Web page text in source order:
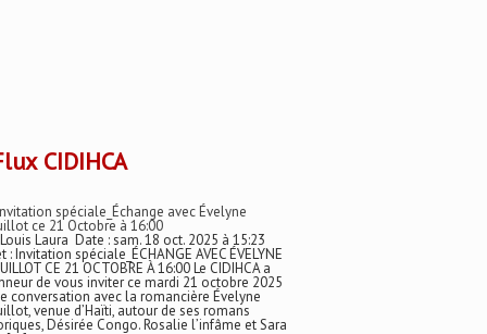
CIDIHCA
spéciale_Échange avec Évelyne
ce 21 Octobre à 16:00
Laura Date : sam. 18 oct. 2025 à 15:23
: Invitation spéciale_ÉCHANGE AVEC ÉVELYNE
CE 21 OCTOBRE À 16:00 Le CIDIHCA a
de vous inviter ce mardi 21 octobre 2025
conversation avec la romancière Évelyne
venue d’Haïti, autour de ses romans
Désirée Congo. Rosalie l’infâme et Sara